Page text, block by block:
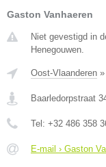
Gaston Vanhaeren
Niet gevestigd in
Henegouwen.
Oost-Vlaanderen »
Baarledorpstraat
Tel: +32 486 358
E-mail › Gaston